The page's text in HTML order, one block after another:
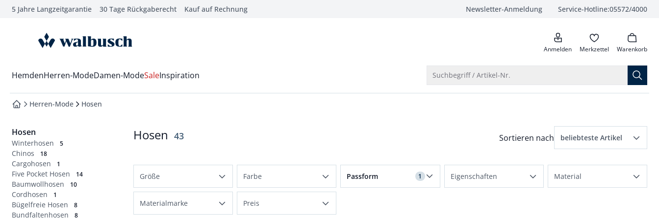
springen
springen
springen
5 Jahre Langzeitgarantie 30 Tage Rückgaberecht Kauf auf Rechnung Newsletter-Anmeldung Service-Hotline:05572/4000
anrufen
zur Startseite Anmelden Merkzettel Warenkorb
Wechsel in das Menü mit Pfeil-Runter Taste
HemdenHerren-ModeDamen-ModeSaleInspiration Suchbegriff / Artikel-Nr.
zur Startseite
Herren-Mode Hosen
Hosen
Winterhosen 5
Chinos 18
Cargohosen 1
Five Pocket Hosen 14
Baumwollhosen 10
Cordhosen 1
Bügelfreie Hosen 8
Bundfaltenhosen 8
Hosen Ergebnisse
43 Menü Sortierung: beliebteste Artikel
Sortieren nach beliebteste Artikel
Preis aufsteigend
Größe
Normalgrößen
48 50 52 54
Farbe
Blau
Filter für Passform Modern Fit angewendet
Passform 1 Eigenschaften Material
Materialmarke Preis